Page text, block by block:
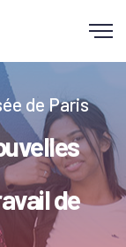
de Paris
de